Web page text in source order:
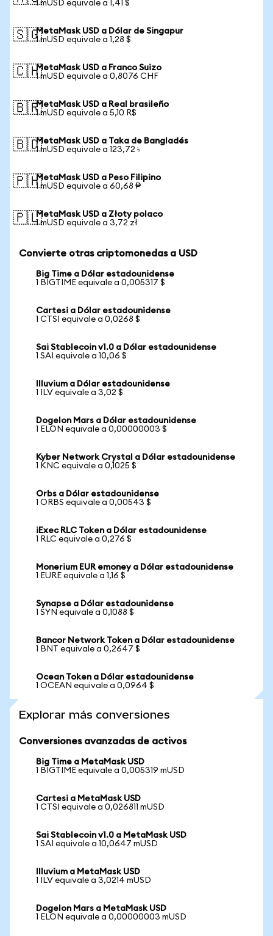
1 mUSD equivale a 1,41 $
🇸🇬MetaMask USD a Dólar de Singapur
1 mUSD equivale a 1,28 $
🇨🇭MetaMask USD a Franco Suizo
1 mUSD equivale a 0,8076 CHF
🇧🇷MetaMask USD a Real brasileño
1 mUSD equivale a 5,10 R$
🇧🇩MetaMask USD a Taka de Bangladés
1 mUSD equivale a 123,72 ৳
🇵🇭MetaMask USD a Peso Filipino
1 mUSD equivale a 60,68 ₱
🇵🇱MetaMask USD a Złoty polaco
1 mUSD equivale a 3,72 zł
Convierte otras criptomonedas a USD
Big Time a Dólar estadounidense
1 BIGTIME equivale a 0,005317 $
Cartesi a Dólar estadounidense
1 CTSI equivale a 0,0268 $
Sai Stablecoin v1.0 a Dólar estadounidense
1 SAI equivale a 10,06 $
Illuvium a Dólar estadounidense
1 ILV equivale a 3,02 $
Dogelon Mars a Dólar estadounidense
1 ELON equivale a 0,00000003 $
Kyber Network Crystal a Dólar estadounidense
1 KNC equivale a 0,1025 $
Orbs a Dólar estadounidense
1 ORBS equivale a 0,00543 $
iExec RLC Token a Dólar estadounidense
1 RLC equivale a 0,276 $
Monerium EUR emoney a Dólar estadounidense
1 EURE equivale a 1,16 $
Synapse a Dólar estadounidense
1 SYN equivale a 0,1088 $
Bancor Network Token a Dólar estadounidense
1 BNT equivale a 0,2647 $
Ocean Token a Dólar estadounidense
1 OCEAN equivale a 0,0964 $
Explorar más conversiones
Conversiones avanzadas de activos
Big Time a MetaMask USD
1 BIGTIME equivale a 0,005319 mUSD
Cartesi a MetaMask USD
1 CTSI equivale a 0,026811 mUSD
Sai Stablecoin v1.0 a MetaMask USD
1 SAI equivale a 10,0647 mUSD
Illuvium a MetaMask USD
1 ILV equivale a 3,0214 mUSD
Dogelon Mars a MetaMask USD
1 ELON equivale a 0,00000003 mUSD